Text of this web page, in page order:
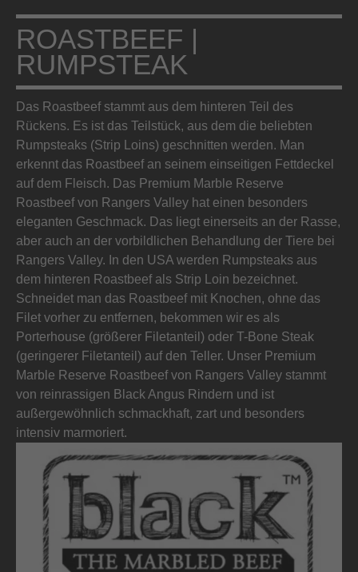
ROASTBEEF |
RUMPSTEAK
Das Roastbeef stammt aus dem hinteren Teil des
Rückens. Es ist das Teilstück, aus dem die beliebten
Rumpsteaks (Strip Loins) geschnitten werden. Man
erkennt das Roastbeef an seinem einseitigen Fettdeckel
auf dem Fleisch. Das Premium Marble Reserve
Roastbeef von Rangers Valley hat einen besonders
eleganten Geschmack. Das liegt einerseits an der Rasse,
aber auch an der vorbildlichen Behandlung der Tiere bei
Rangers Valley. In den USA werden Rumpsteaks aus
dem hinteren Roastbeef als Strip Loin bezeichnet.
Schneidet man das Roastbeef mit Knochen, ohne das
Filet vorher zu entfernen, bekommen wir es als
Porterhouse (größerer Filetanteil) oder T-Bone Steak
(geringerer Filetanteil) auf den Teller. Unser Premium
Marble Reserve Roastbeef von Rangers Valley stammt
von reinrassigen Black Angus Rindern und ist
außergewöhnlich schmackhaft, zart und besonders
intensiv marmoriert.